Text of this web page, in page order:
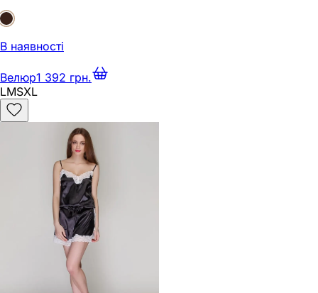
В наявності
Велюр1 392 грн.
LMSXL